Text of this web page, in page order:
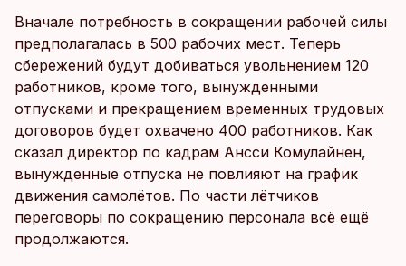
Вначале потребность в сокращении рабочей силы
предполагалась в 500 рабочих мест. Теперь
сбережений будут добиваться увольнением 120
работников, кроме того, вынужденными
отпусками и прекращением временных трудовых
договоров будет охвачено 400 работников. Как
сказал директор по кадрам Ансси Комулайнен,
вынужденные отпуска не повлияют на график
движения самолётов. По части лётчиков
переговоры по сокращению персонала всё ещё
продолжаются.